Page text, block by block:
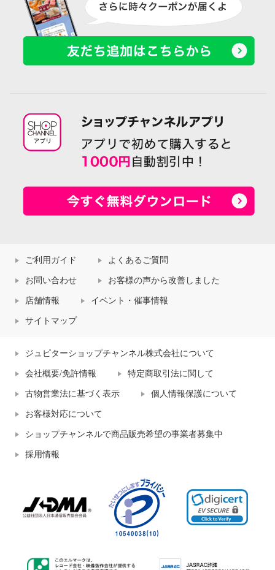
ご利用ガイド よくあるご質問
お問い合わせ お客様の声から改善しました
店舗情報 イベント・催事情報
サイトマップ
ジュピターショップチャンネル株式会社について
会社概要/免許情報 特定商取引法に関して
古物営業法に基づく表示 個人情報保護について
お客様対応について
ショップチャンネルで商品販売希望の事業者募集中
採用情報